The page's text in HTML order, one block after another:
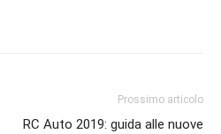
Prossimo articolo
RC Auto 2019: guida alle nuove